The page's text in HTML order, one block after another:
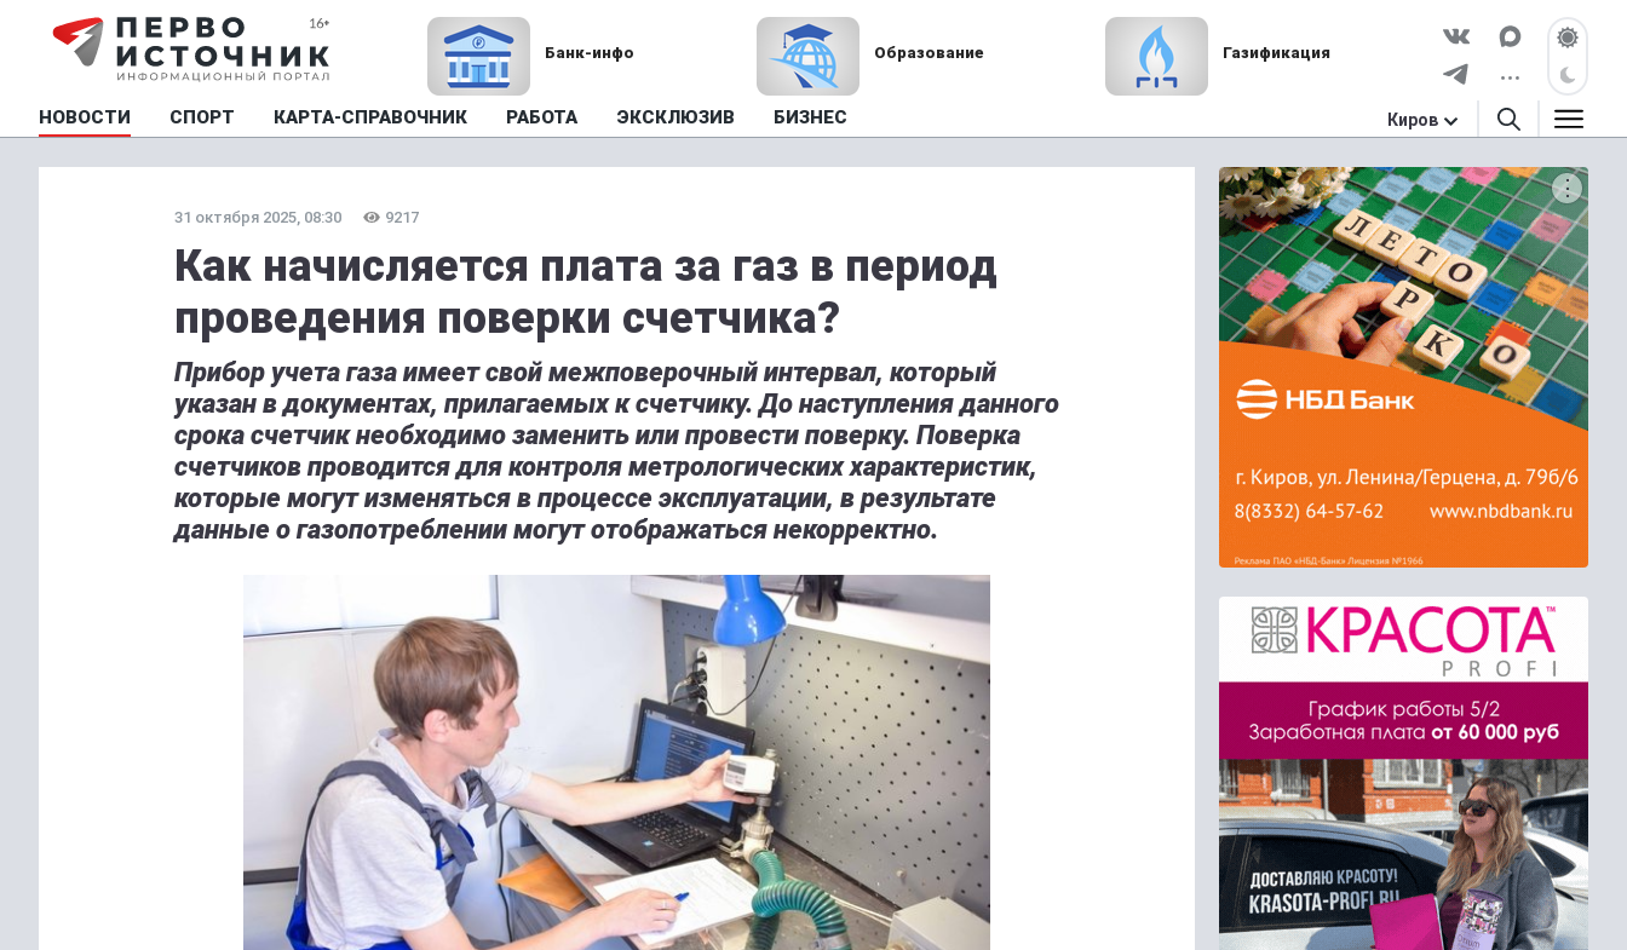
Банк-инфо Образование Газификация
НОВОСТИ СПОРТ КАРТА-СПРАВОЧНИК РАБОТА ЭКСКЛЮЗИВ БИЗНЕС Киров
31 октября 2025, 08:30 9217
Как начисляется плата за газ в период
проведения поверки счетчика?
Прибор учета газа имеет свой межповерочный интервал, который
указан в документах, прилагаемых к счетчику. До наступления данного
срока счетчик необходимо заменить или провести поверку. Поверка
счетчиков проводится для контроля метрологических характеристик,
которые могут изменяться в процессе эксплуатации, в результате
данные о газопотреблении могут отображаться некорректно.